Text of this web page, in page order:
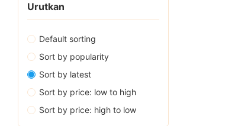
Urutkan
Default sorting
Sort by popularity
Sort by latest
Sort by price: low to high
Sort by price: high to low